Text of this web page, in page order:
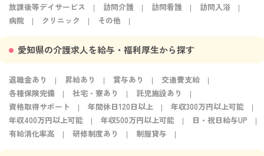
放課後等デイサービス
訪問介護 訪問看護
訪問入浴
病院
クリニック その他
愛知県の介護求人を給与・福利厚生から探す
退職金あり 昇給あり 賞与あり
交通費支給
各種保険完備
社宅・寮あり
託児施設あり
資格取得サポート
年間休日120日以上
年収300万円以上可能
年収400万円以上可能
年収500万円以上可能
日・祝日給与UP
有給消化率高
研修制度あり 制服貸与